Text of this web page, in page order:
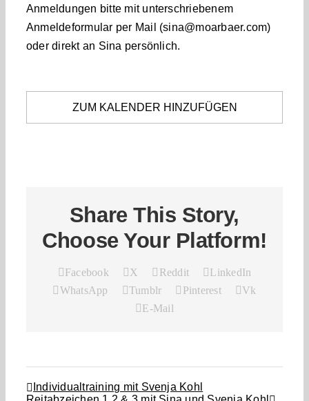
Anmeldungen bitte mit unterschriebenem
Anmeldeformular per Mail (sina@moarbaer.com)
oder direkt an Sina persönlich.
ZUM KALENDER HINZUFÜGEN
Share This Story,
Choose Your Platform!
Facebook X Reddit
LinkedIn
WhatsApp
Tumblr Pinterest
Vk
E-Mail
Individualtraining mit Svenja Kohl